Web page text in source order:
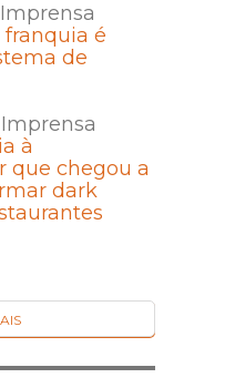
é
de
à
que chegou a
dark